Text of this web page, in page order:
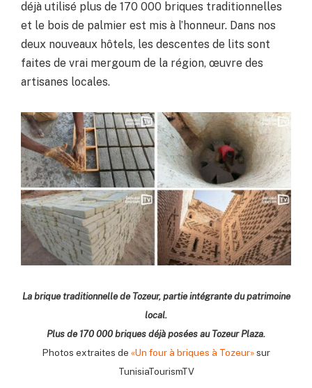
déjà utilisé plus de 170 000 briques traditionnelles
et le bois de palmier est mis à l’honneur. Dans nos
deux nouveaux hôtels, les descentes de lits sont
faites de vrai mergoum de la région, œuvre des
artisanes locales.
La brique traditionnelle de Tozeur, partie intégrante du patrimoine
local.
Plus de 170 000 briques déjà posées au Tozeur Plaza.
Photos extraites de «Un four à briques à Tozeur»sur
TunisiaTourismTV